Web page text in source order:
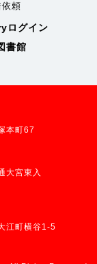
依頼
ログイン
書館
本町67
大宮東入
江町横谷1-5